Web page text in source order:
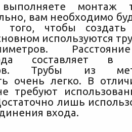
монтаж
вам необходимо
того, чтобы создать
используются
составляет
Трубы из
очень легко. В
требуют
лишь
входа.